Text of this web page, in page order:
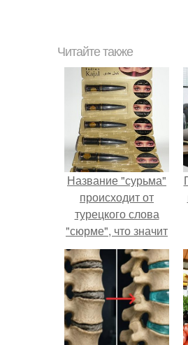
Читайте также
Название "сурьма"
происходит от
турецкого слова
"сюрме", что значит
"натирание",
"чернение бровей".